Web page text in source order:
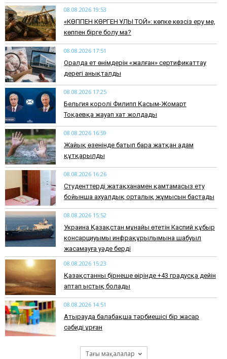
08.08.2026 19:53
​«КӨППЕН КӨРГЕН ҰЛЫ ТОЙ»: көпке көзсіз еру ме,
көппен бірге болу ма?
08.08.2026 17:51
Оралда ет өнімдерін «жалған» сертификаттау
дерегі анықталды
08.08.2026 17:25
Бельгия королі Филипп Қасым-Жомарт
Тоқаевқа жауап хат жолдады
08.08.2026 16:59
Жайық өзенінде батып бара жатқан адам
құтқарылды
08.08.2026 16:26
Студенттерді жатақханамен қамтамасыз ету
бойынша ахуалдық орталық жұмысын бастады
08.08.2026 15:52
Украина Қазақстан мұнайы өтетін Каспий құбыр
консарциуымы инфрақұрылымына шабуыл
жасамауға уәде берді
08.08.2026 15:23
Қазақстанның бірнеше өңірінде +43 градусқа дейін
аптап ыстық болады
08.08.2026 14:51
Атырауда балабақша тәрбиешісі бір жасар
сәбиді ұрған
Тағы мақалалар